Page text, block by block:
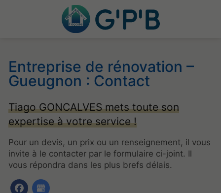
Entreprise de rénovation –
Gueugnon : Contact
Tiago GONCALVES mets toute son
expertise à votre service !
Pour un devis, un prix ou un renseignement, il vous
invite à le contacter par le formulaire ci-joint. Il
vous répondra dans les plus brefs délais.